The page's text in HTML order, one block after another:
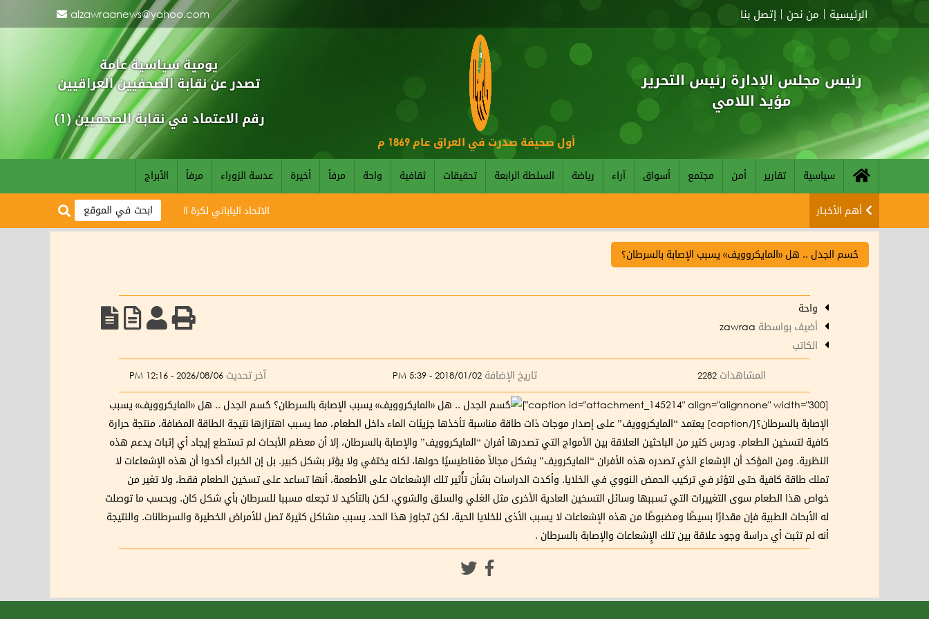
الرئيسية من نحن إتصل بنا alzawraanews@yahoo.com
رئيس مجلس الإدارة رئيس التحرير
مؤيد اللامي
أول صحيفة صدرت في العراق عام 1869 م
يومية سياسية عامة
تصدر عن نقابة الصحفيين العراقيين
رقم الاعتماد في نقابة الصحفيين (1)
سياسية تقارير أمن مجتمع أسواق آراء رياضة السلطة الرابعة تحقيقات ثقافية واحة مرفأ أخيرة عدسة الزوراء مرفأ الأبراج
أهم الأخبـار الاتحاد الياباني لكرة القدم يبارك وصول أسود الرافدين لمونديال 2026
حُسم الجدل .. هل «المايكروويف» يسبب الإصابة بالسرطان؟
واحة
أضيف بواسطة
الكاتب
المشاهدات 2282 تاريخ الإضافة 2018/01/02 - 5:39 PM آخر تحديث 2026/08/06 - 12:16 PM
[caption id="attachment_145214" align="alignnone" width="300"]
حُسم الجدل .. هل «المايكروويف» يسبب
الإصابة بالسرطان؟[/caption] يعتمد “المايكروويف” على إصدار موجات ذات طاقة مناسبة تأخذها جزيئات الماء داخل الطعام، مما يسبب اهتزازها نتيجة الطاقة المضافة، منتجة حرارة
كافية لتسخين الطعام. ودرس كثير من الباحثين العلاقة بين الأمواج التي تصدرها أفران “المايكروويف” والإصابة بالسرطان، إلا أن معظم الأبحاث لم تستطع إيجاد أي إثبات يدعم هذه
النظرية. ومن المؤكد أن الإشعاع الذي تصدره هذه الأفران “المايكرويف” يشكل مجالاً مغناطيسيًا حولها، لكنه يختفي ولا يؤثر بشكل كبير. بل إن الخبراء أكدوا أن هذه الإشعاعات لا
تملك طاقة كافية حتى لتؤثر في تركيب الحمض النووي في الخلايا. وأكدت الدراسات بشأن تأُثير تلك الإشعاعات على الأطعمة، أنها تساعد على تسخين الطعام فقط، ولا تغير من
خواص هذا الطعام سوى التغييرات التي تسببها وسائل التسخين العادية الأخرى مثل الغلي والسلق والشوي، لكن بالتأكيد لا تجعله مسببا للسرطان بأي شكل كان. وبحسب ما توصلت
له الأبحاث الطبية فإن مقدارًا بسيطًا ومضبوطًا من هذه الإشعاعات لا يسبب الأذى للخلايا الحية، لكن تجاوز هذا الحد، يسبب مشاكل كثيرة تصل للأمراض الخطيرة والسرطانات. والنتيجة
أنه لم تثبت أي دراسة وجود علاقة بين تلك الإِشعاعات والإصابة بالسرطان .